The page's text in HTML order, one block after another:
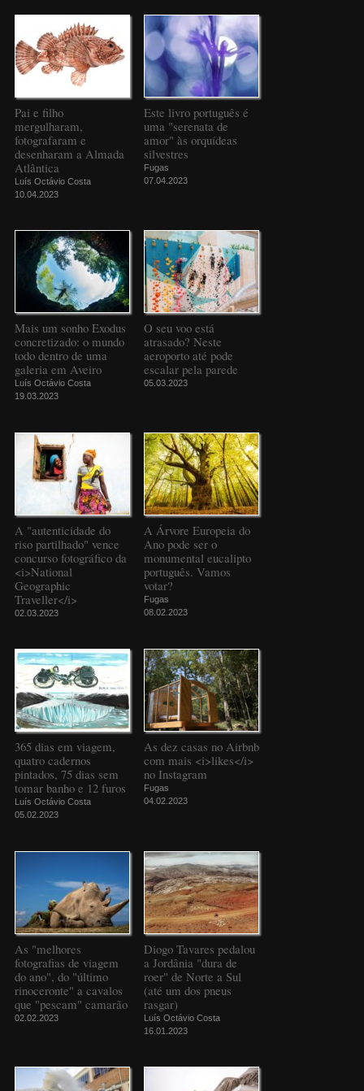
Pai e filho
mergulharam,
fotografaram e
desenharam a Almada
Atlântica
Luís Octávio Costa
10.04.2023
Este livro português é
uma "serenata de
amor" às orquídeas
silvestres
Fugas
07.04.2023
Mais um sonho Exodus
concretizado: o mundo
todo dentro de uma
galeria em Aveiro
Luís Octávio Costa
19.03.2023
O seu voo está
atrasado? Neste
aeroporto até pode
escalar pela parede
05.03.2023
A "autenticidade do
riso partilhado" vence
concurso fotográfico da
<i>National
Geographic
Traveller</i>
02.03.2023
A Árvore Europeia do
Ano pode ser o
monumental eucalipto
português. Vamos
votar?
Fugas
08.02.2023
365 dias em viagem,
quatro cadernos
pintados, 75 dias sem
tomar banho e 12 furos
Luís Octávio Costa
05.02.2023
As dez casas no Airbnb
com mais <i>likes</i>
no Instagram
Fugas
04.02.2023
As "melhores
fotografias de viagem
do ano", do "último
rinoceronte" a cavalos
que "pescam" camarão
02.02.2023
Diogo Tavares pedalou
a Jordânia "dura de
roer" de Norte a Sul
(até um dos pneus
rasgar)
Luís Octávio Costa
16.01.2023